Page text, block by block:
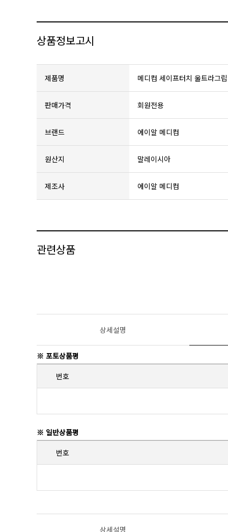
상품정보고시
제품명 메디컴 세이프터치 울트라
판매가격 회원전용
브랜드 에이알 메디컴
원산지 말레이시아
제조사 에이알 메디컴
관련상품
상세설명
※ 포토상품평
번호
※ 일반상품평
번호
상세설명